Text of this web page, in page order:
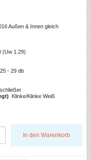
Außen & Innen gleich
(Uw 1.29)
- 29 db
Klinke/Klinke Weiß
In den Warenkorb